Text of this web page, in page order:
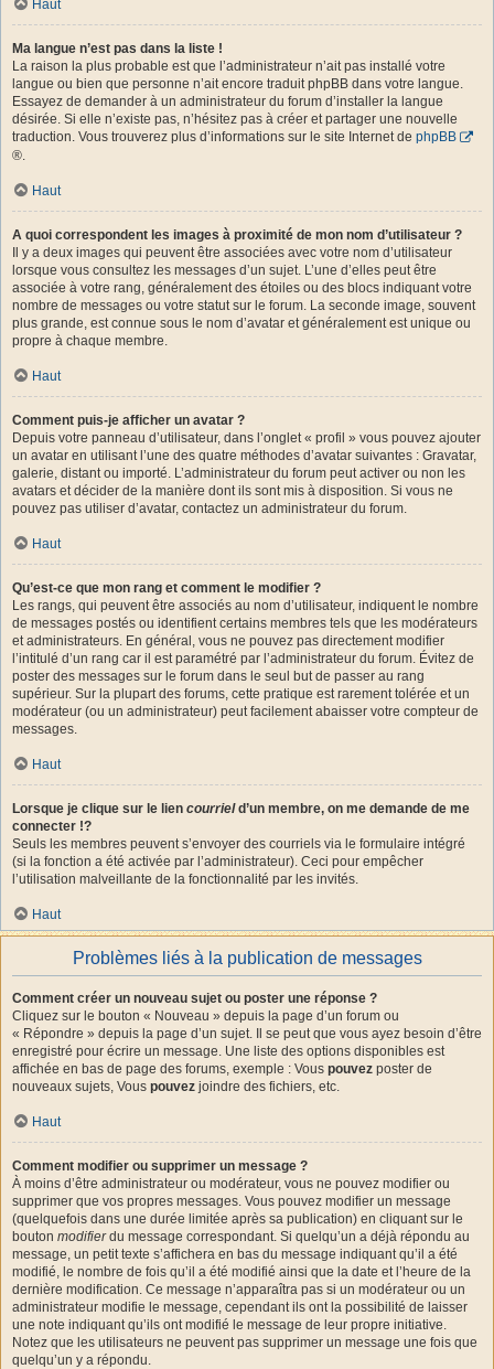
Haut
Ma langue n’est pas dans la liste !
La raison la plus probable est que l’administrateur n’ait pas installé votre
langue ou bien que personne n’ait encore traduit phpBB dans votre langue.
Essayez de demander à un administrateur du forum d’installer la langue
désirée. Si elle n’existe pas, n’hésitez pas à créer et partager une nouvelle
traduction. Vous trouverez plus d’informations sur le site Internet de phpBB
®.
Haut
A quoi correspondent les images à proximité de mon nom d’utilisateur ?
Il y a deux images qui peuvent être associées avec votre nom d’utilisateur
lorsque vous consultez les messages d’un sujet. L’une d’elles peut être
associée à votre rang, généralement des étoiles ou des blocs indiquant votre
nombre de messages ou votre statut sur le forum. La seconde image, souvent
plus grande, est connue sous le nom d’avatar et généralement est unique ou
propre à chaque membre.
Haut
Comment puis-je afficher un avatar ?
Depuis votre panneau d’utilisateur, dans l’onglet « profil » vous pouvez ajouter
un avatar en utilisant l’une des quatre méthodes d’avatar suivantes : Gravatar,
galerie, distant ou importé. L’administrateur du forum peut activer ou non les
avatars et décider de la manière dont ils sont mis à disposition. Si vous ne
pouvez pas utiliser d’avatar, contactez un administrateur du forum.
Haut
Qu’est-ce que mon rang et comment le modifier ?
Les rangs, qui peuvent être associés au nom d’utilisateur, indiquent le nombre
de messages postés ou identifient certains membres tels que les modérateurs
et administrateurs. En général, vous ne pouvez pas directement modifier
l’intitulé d’un rang car il est paramétré par l’administrateur du forum. Évitez de
poster des messages sur le forum dans le seul but de passer au rang
supérieur. Sur la plupart des forums, cette pratique est rarement tolérée et un
modérateur (ou un administrateur) peut facilement abaisser votre compteur de
messages.
Haut
Lorsque je clique sur le lien courrield’un membre, on me demande de me
connecter !?
Seuls les membres peuvent s’envoyer des courriels via le formulaire intégré
(si la fonction a été activée par l’administrateur). Ceci pour empêcher
l’utilisation malveillante de la fonctionnalité par les invités.
Haut
Problèmes liés à la publication de messages
Comment créer un nouveau sujet ou poster une réponse ?
Cliquez sur le bouton « Nouveau » depuis la page d’un forum ou
« Répondre » depuis la page d’un sujet. Il se peut que vous ayez besoin d’être
enregistré pour écrire un message. Une liste des options disponibles est
affichée en bas de page des forums, exemple : Vous pouvez poster de
nouveaux sujets, Vous pouvez joindre des fichiers, etc.
Haut
Comment modifier ou supprimer un message ?
À moins d’être administrateur ou modérateur, vous ne pouvez modifier ou
supprimer que vos propres messages. Vous pouvez modifier un message
(quelquefois dans une durée limitée après sa publication) en cliquant sur le
bouton modifierdu message correspondant. Si quelqu’un a déjà répondu au
message, un petit texte s’affichera en bas du message indiquant qu’il a été
modifié, le nombre de fois qu’il a été modifié ainsi que la date et l’heure de la
dernière modification. Ce message n’apparaîtra pas si un modérateur ou un
administrateur modifie le message, cependant ils ont la possibilité de laisser
une note indiquant qu’ils ont modifié le message de leur propre initiative.
Notez que les utilisateurs ne peuvent pas supprimer un message une fois que
quelqu’un y a répondu.